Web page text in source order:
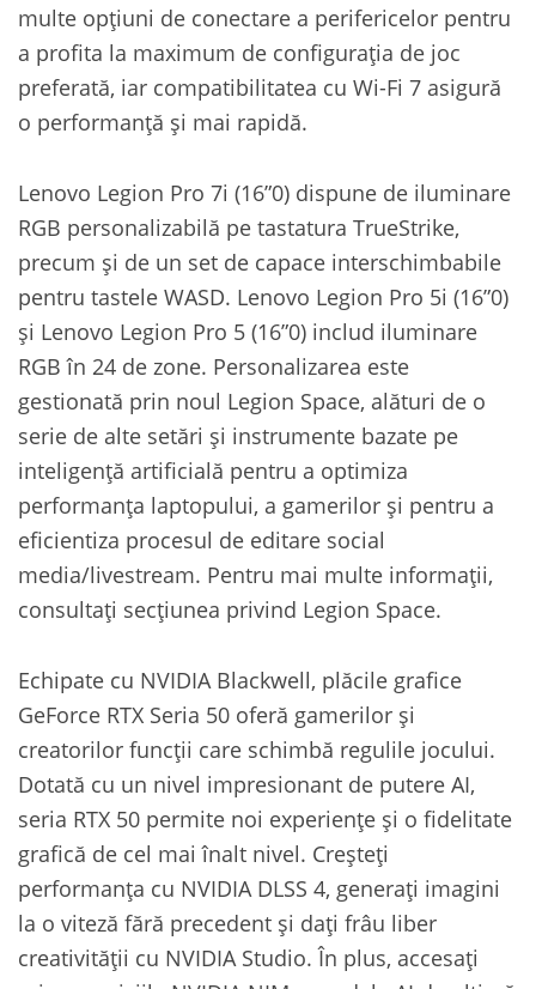
multe opțiuni de conectare a perifericelor pentru
a profita la maximum de configurația de joc
preferată, iar compatibilitatea cu Wi-Fi 7 asigură
o performanță și mai rapidă.
Lenovo Legion Pro 7i (16”0) dispune de iluminare
RGB personalizabilă pe tastatura TrueStrike,
precum și de un set de capace interschimbabile
pentru tastele WASD. Lenovo Legion Pro 5i (16”0)
și Lenovo Legion Pro 5 (16”0) includ iluminare
RGB în 24 de zone. Personalizarea este
gestionată prin noul Legion Space, alături de o
serie de alte setări și instrumente bazate pe
inteligență artificială pentru a optimiza
performanța laptopului, a gamerilor și pentru a
eficientiza procesul de editare social
media/livestream. Pentru mai multe informații,
consultați secțiunea privind Legion Space.
Echipate cu NVIDIA Blackwell, plăcile grafice
GeForce RTX Seria 50 oferă gamerilor și
creatorilor funcții care schimbă regulile jocului.
Dotată cu un nivel impresionant de putere AI,
seria RTX 50 permite noi experiențe și o fidelitate
grafică de cel mai înalt nivel. Creșteți
performanța cu NVIDIA DLSS 4, generați imagini
la o viteză fără precedent și dați frâu liber
creativității cu NVIDIA Studio. În plus, accesați